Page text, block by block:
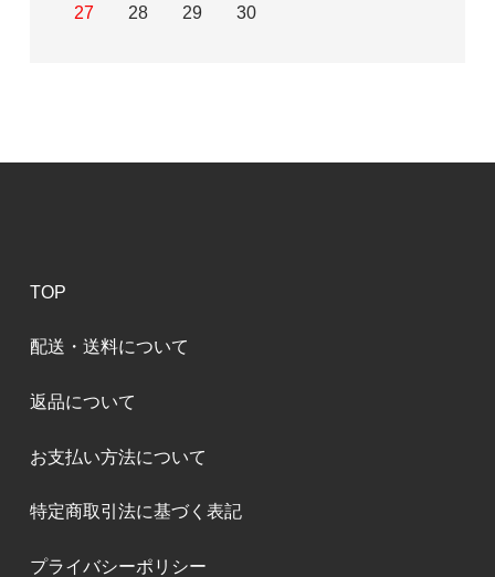
27 28 29 30
TOP
配送・送料について
返品について
お支払い方法について
特定商取引法に基づく表記
プライバシーポリシー